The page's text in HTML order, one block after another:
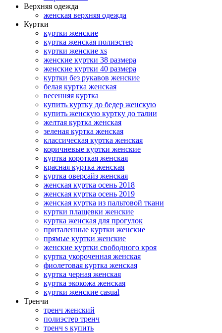
Верхняя одежда
женская верхняя одежда
Куртки
куртки женские
куртка женская полиэстер
куртки женские xs
женские куртки 38 размера
женские куртки 40 размера
куртки без рукавов женские
белая куртка женская
весенняя куртка
купить куртку до бедер женскую
купить женскую куртку до талии
желтая куртка женская
зеленая куртка женская
классическая куртка женская
коричневые куртки женские
куртка короткая женская
красная куртка женская
куртка оверсайз женская
женская куртка осень 2018
женская куртка осень 2019
женская куртка из пальтовой ткани
куртки плащевки женские
куртка женская для прогулок
приталенные куртки женские
прямые куртки женские
женские куртки свободного кроя
куртка укороченная женская
фиолетовая куртка женская
куртка черная женская
куртка экокожа женская
куртки женские casual
Тренчи
тренч женский
полиэстер тренч
тренч s купить